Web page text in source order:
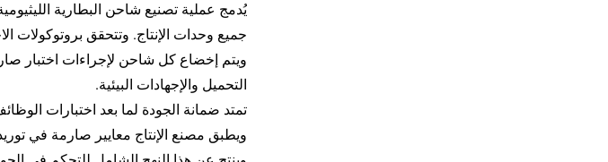
يُدمج عملية تصنيع شاحن البطارية
جميع وحدات الإنتاج. وتتحقق بروتوكولات
ويتم إخضاع كل شاحن لإجراءات اختبار
التحميل والإجهادات البيئية.
تمتد ضمانة الجودة لما بعد اختبارات
ويطبق مصنع الإنتاج معايير صارمة في